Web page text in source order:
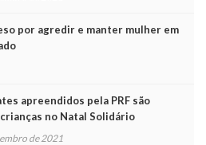
por agredir e manter mulher em
apreendidos pela PRF são
no Natal Solidário
de 2021